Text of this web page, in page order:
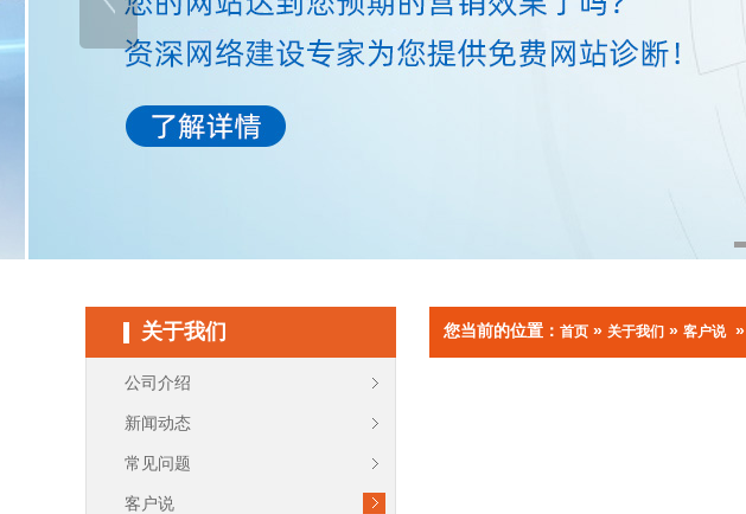
关于我们
公司介绍
新闻动态
常见问题
客户说
您当前的位置： 首页 » 关于我们 » 客户说»